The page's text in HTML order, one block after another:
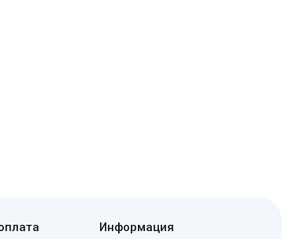
Информация